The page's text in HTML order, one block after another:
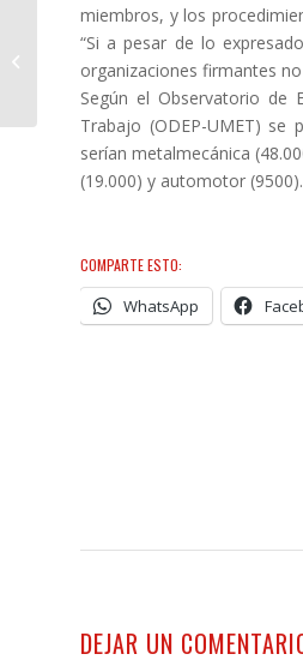
miembros, y los
“Si a pesar de lo
organizaciones firmantes
Según el Observatorio de
Trabajo (ODEP-UMET) se
serían metalmecánica
(19.000) y automotor
COMPARTE ESTO:
WhatsApp
DEJAR UN
Documento Plenario
Nacional CTA